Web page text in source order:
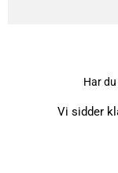
Har
Vi sidder